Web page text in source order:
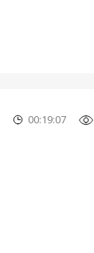
00:19:07